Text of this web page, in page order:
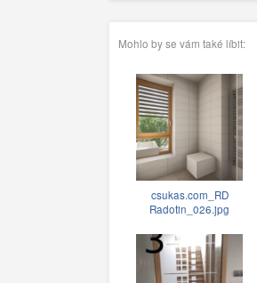
Mohlo by se vám také líbit:
csukas.com_RD
Radotin_026.jpg